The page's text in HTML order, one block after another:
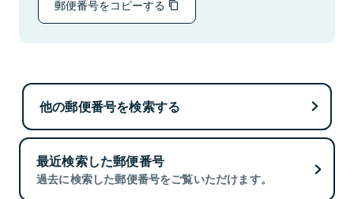
郵便番号をコピーする
他の郵便番号を検索する
最近検索した郵便番号
過去に検索した郵便番号をご覧いただけます。